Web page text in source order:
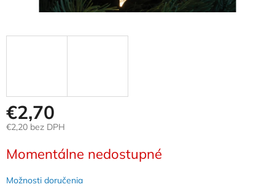
€2,70
€2,20 bez DPH
cena:
Momentálne nedostupné
Možnosti doručenia